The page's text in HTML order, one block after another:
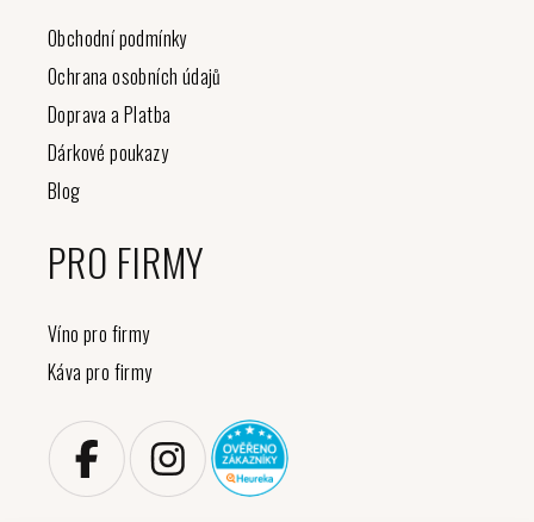
Obchodní podmínky
Ochrana osobních údajů
Doprava a Platba
Dárkové poukazy
Blog
PRO FIRMY
Víno pro firmy
Káva pro firmy